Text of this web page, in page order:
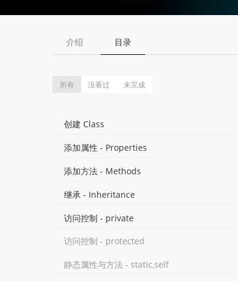
介绍 目录
所有 没看过 未完成
创建 Class
添加属性 - Properties
添加方法 - Methods
继承 - Inheritance
访问控制 - private
访问控制 - protected
静态属性与方法 - static,self